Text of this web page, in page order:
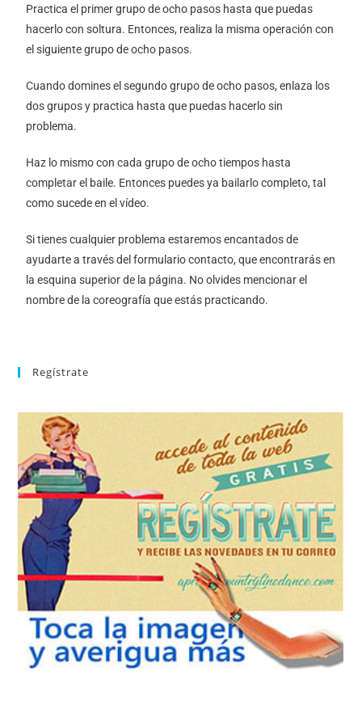
Practica el primer grupo de ocho pasos hasta que puedas
hacerlo con soltura. Entonces, realiza la misma operación con
el siguiente grupo de ocho pasos.
Cuando domines el segundo grupo de ocho pasos, enlaza los
dos grupos y practica hasta que puedas hacerlo sin
problema.
Haz lo mismo con cada grupo de ocho tiempos hasta
completar el baile. Entonces puedes ya bailarlo completo, tal
como sucede en el vídeo.
Si tienes cualquier problema estaremos encantados de
ayudarte a través del formulario contacto, que encontrarás en
la esquina superior de la página. No olvides mencionar el
nombre de la coreografía que estás practicando.
Regístrate
Tras registrarte tendrás acceso completo a la web. Puedes
consultar el directorio alfabético de vídeos tutoriales y
aprender la coreografía que más te apetezca. Recibirás en tu
correo la newsletter con las novedades tanto en el blog, como
de nuevos bailes. En cualquier momento puedes dar de baja
tu suscripción a la newsletter sin dejar de estar registrado.
REGÍSTRATE